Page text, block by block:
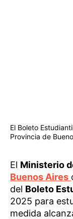
El Boleto
Provincia de
El Ministerio
Buenos Aires
del Boleto
2025 para
medida